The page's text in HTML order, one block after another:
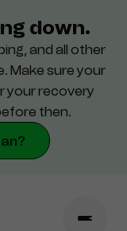
down.
and all other
Make sure your
your recovery
then.